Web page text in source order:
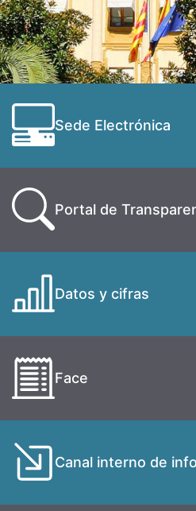
Sede Electrónica
Portal de
Datos y cifras
Face
Canal interno de